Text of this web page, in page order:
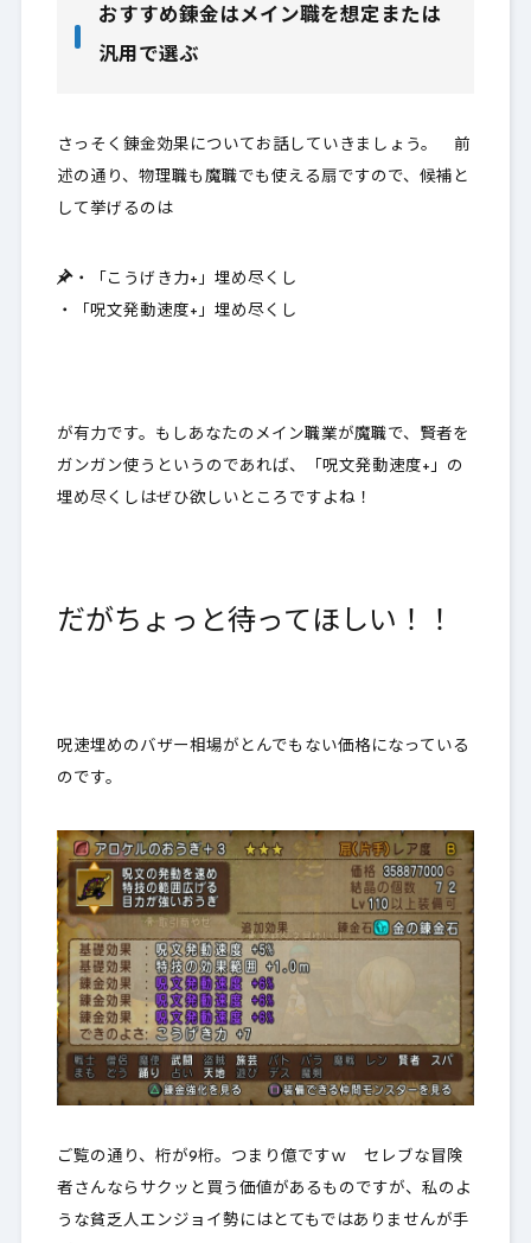
おすすめ錬金はメイン職を想定または
汎用で選ぶ
さっそく錬金効果についてお話していきましょう。 前
述の通り、物理職も魔職でも使える扇ですので、候補と
して挙げるのは
・「こうげき力+」埋め尽くし
・「呪文発動速度+」埋め尽くし
が有力です。もしあなたのメイン職業が魔職で、賢者を
ガンガン使うというのであれば、「呪文発動速度+」の
埋め尽くしはぜひ欲しいところですよね！
だがちょっと待ってほしい！！
呪速埋めのバザー相場がとんでもない価格になっている
のです。
ご覧の通り、桁が9桁。 つまり億 ですｗ セレブな冒険
者さんならサクッと買う価値があるものですが、私のよ
うな貧乏人エンジョイ勢にはとてもではありませんが手